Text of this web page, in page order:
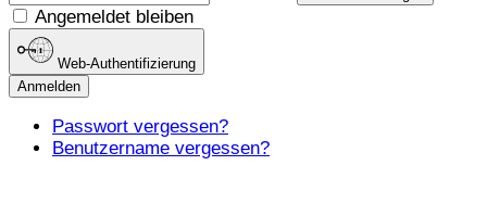
Angemeldet bleiben
Web-Authentifizierung
Anmelden
Passwort vergessen?
Benutzername vergessen?